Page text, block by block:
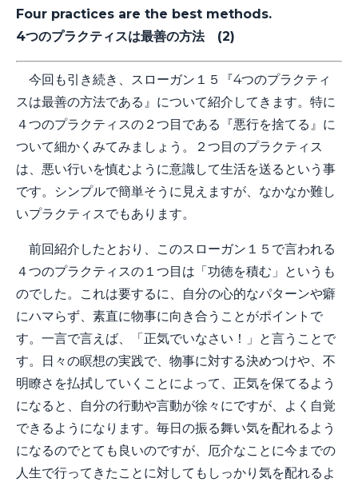
Four practices are the best methods.
4つのプラクティスは最善の方法 (2)
今回も引き続き、スローガン１５『4つのプラクティ
スは最善の方法である』について紹介してきます。特に
４つのプラクティスの２つ目である『悪行を捨てる』に
ついて細かくみてみましょう。２つ目のプラクティス
は、悪い行いを慎むように意識して生活を送るという事
です。シンプルで簡単そうに見えますが、なかなか難し
いプラクティスでもあります。
前回紹介したとおり、このスローガン１５で言われる
４つのプラクティスの１つ目は「功徳を積む」というも
のでした。これは要するに、自分の心的なパターンや癖
にハマらず、素直に物事に向き合うことがポイントで
す。一言で言えば、「正気でいなさい！」と言うことで
す。日々の瞑想の実践で、物事に対する決めつけや、不
明瞭さを払拭していくことによって、正気を保てるよう
になると、自分の行動や言動が徐々にですが、よく自覚
できるようになります。毎日の振る舞い気を配れるよう
になるのでとても良いのですが、厄介なことに今までの
人生で行ってきたことに対してもしっかり気を配れるよ